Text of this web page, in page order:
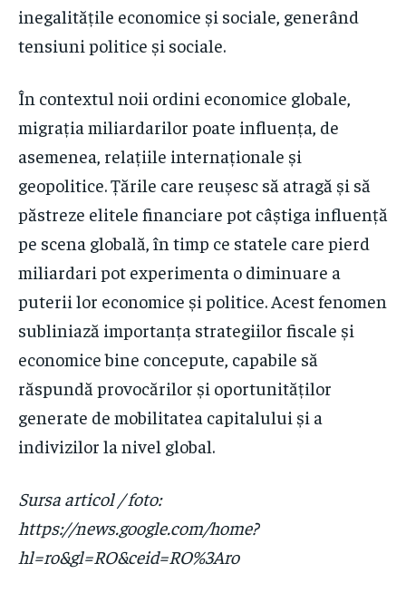
inegalitățile economice și sociale, generând
tensiuni politice și sociale.
În contextul noii ordini economice globale,
migrația miliardarilor poate influența, de
asemenea, relațiile internaționale și
geopolitice. Țările care reușesc să atragă și să
păstreze elitele financiare pot câștiga influență
pe scena globală, în timp ce statele care pierd
miliardari pot experimenta o diminuare a
puterii lor economice și politice. Acest fenomen
subliniază importanța strategiilor fiscale și
economice bine concepute, capabile să
răspundă provocărilor și oportunităților
generate de mobilitatea capitalului și a
indivizilor la nivel global.
Sursa articol / foto:
https://news.google.com/home?
hl=ro&gl=RO&ceid=RO%3Aro